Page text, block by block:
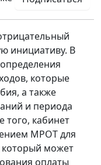
инициативу. В
которые
а также
и периода
кабинет
МРОТ для
может
оплаты